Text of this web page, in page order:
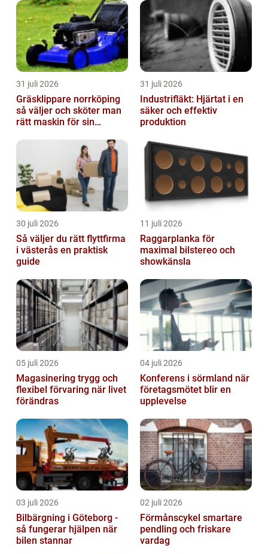
31 juli 2026
Gräsklippare norrköping
så väljer och sköter man
rätt maskin för sin
31 juli 2026
Industrifläkt: Hjärtat i en
säker och effektiv
produktion
30 juli 2026
Så väljer du rätt flyttfirma
i västerås en praktisk
guide
11 juli 2026
Raggarplanka för
maximal bilstereo och
showkänsla
05 juli 2026
Magasinering trygg och
flexibel förvaring när livet
förändras
04 juli 2026
Konferens i sörmland när
företagsmötet blir en
upplevelse
03 juli 2026
Bilbärgning i Göteborg -
så fungerar hjälpen när
bilen stannar
02 juli 2026
Förmånscykel smartare
pendling och friskare
vardag